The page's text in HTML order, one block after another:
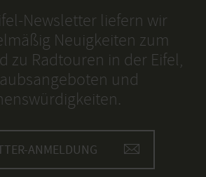
Newsletter liefern wir
Neuigkeiten zum
zu Radtouren in der Eifel,
und
ANMELDUNG